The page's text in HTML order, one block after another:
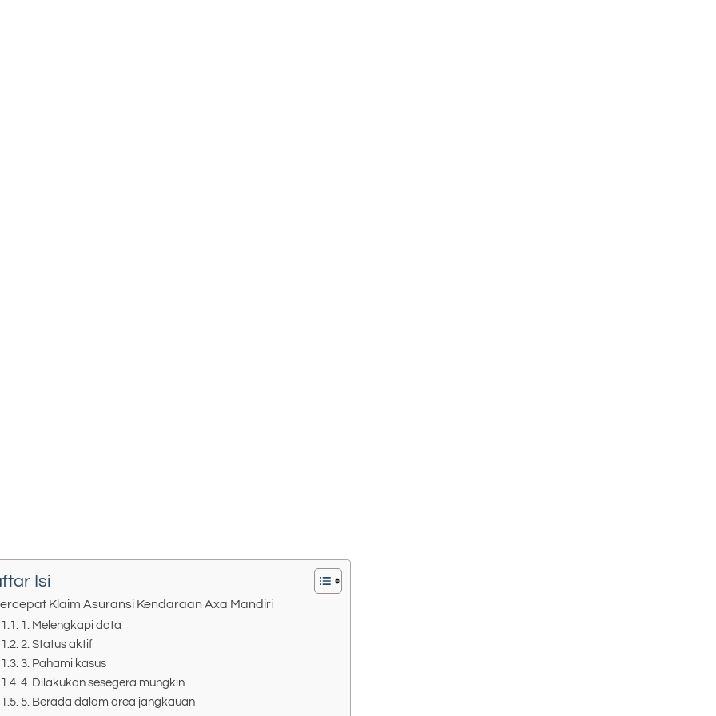
Isi
Klaim Asuransi Kendaraan Axa Mandiri
1. Melengkapi data
2. Status aktif
3. Pahami kasus
4. Dilakukan sesegera mungkin
5. Berada dalam area jangkauan